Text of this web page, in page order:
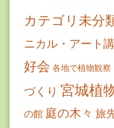
カテゴリ未分
ニカル・アート
好会 各地で植物観察
づくり 宮城植
の館 庭の木々 旅